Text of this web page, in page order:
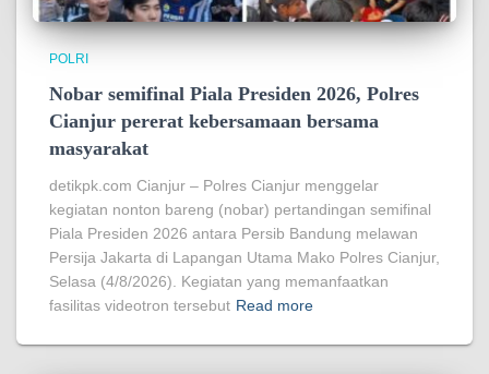
POLRI
Nobar semifinal Piala Presiden 2026, Polres
Cianjur pererat kebersamaan bersama
masyarakat
detikpk.com Cianjur – Polres Cianjur menggelar
kegiatan nonton bareng (nobar) pertandingan semifinal
Piala Presiden 2026 antara Persib Bandung melawan
Persija Jakarta di Lapangan Utama Mako Polres Cianjur,
Selasa (4/8/2026). Kegiatan yang memanfaatkan
fasilitas videotron tersebut Read more